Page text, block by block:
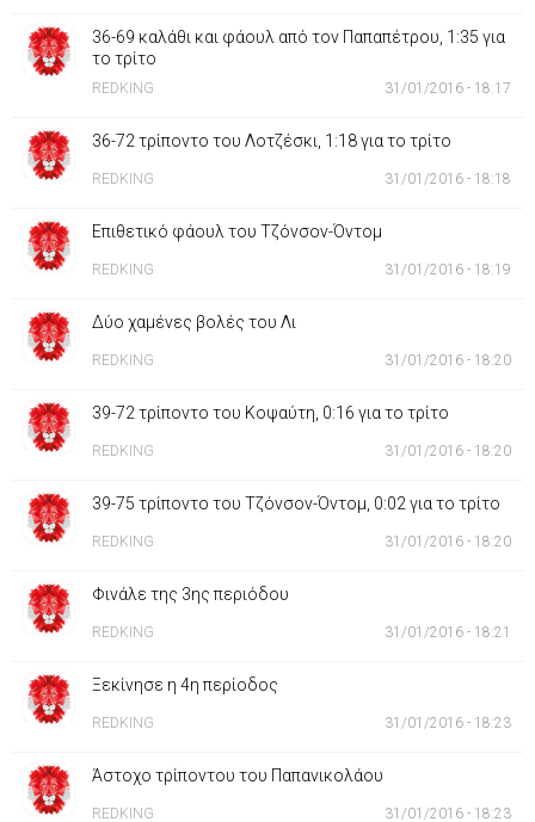
36-69 καλάθι και φάουλ από τον Παπαπέτρου, 1:35 για
το τρίτο
REDKING 31/01/2016 - 18:17
36-72 τρίποντο του Λοτζέσκι, 1:18 για το τρίτο
REDKING 31/01/2016 - 18:18
Επιθετικό φάουλ του Τζόνσον-Όντομ
REDKING 31/01/2016 - 18:19
Δύο χαμένες βολές του Λι
REDKING 31/01/2016 - 18:20
39-72 τρίποντο του Κοψαύτη, 0:16 για το τρίτο
REDKING 31/01/2016 - 18:20
39-75 τρίποντο του Τζόνσον-Όντομ, 0:02 για το τρίτο
REDKING 31/01/2016 - 18:20
Φινάλε της 3ης περιόδου
REDKING 31/01/2016 - 18:21
Ξεκίνησε η 4η περίοδος
REDKING 31/01/2016 - 18:23
Άστοχο τρίποντου του Παπανικολάου
REDKING 31/01/2016 - 18:23